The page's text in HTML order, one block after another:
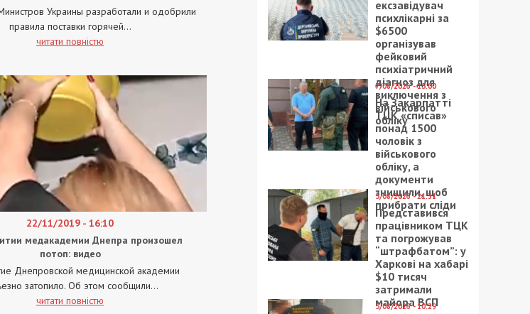
Украины разработали и одобрили
правила поставки горячей...
читати повністю
22/11/2019 - 16:10
медакадемии Днепра произошел
потоп: видео
Днепровской медицинской академии
затопило. Об этом сообщили...
читати повністю
ексзавідувач
психлікарні за
$6500
організував
фейковий
психіатричний
діагноз для
виключення з
військового
обліку
7/08/2026 - 15:00
На Закарпатті
ТЦК «списав»
понад 1500
чоловік з
військового
обліку, а
документи
знищили, щоб
прибрати сліди
5/08/2026 - 21:31
Представився
працівником ТЦК
та погрожував
“штрафбатом”: у
Харкові на хабарі
$10 тисяч
затримали
майора ВСП
5/08/2026 - 10:29